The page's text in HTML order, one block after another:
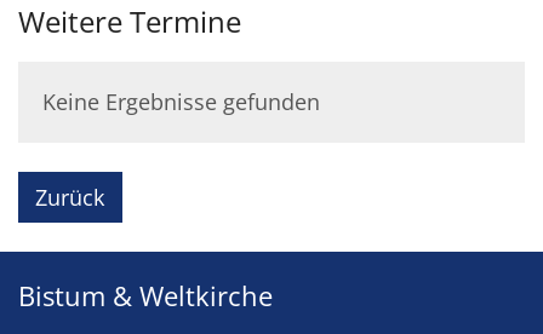
Weitere Termine
Keine Ergebnisse gefunden
Zurück
Bistum & Weltkirche